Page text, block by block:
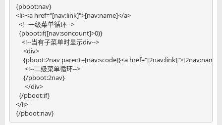
{pboot:nav}
<li><a href="[nav:link]">[nav:name]</a>
<!--一级菜单循环-->
{pboot:if([nav:soncount]>0)}
<!--当有子菜单时显示div-->
<div>
{pboot:2nav parent=[nav:scode]}<a
<!--二级菜单循环-->
{/pboot:2nav}
</div>
{/pboot:if}
</li>
{/pboot:nav}